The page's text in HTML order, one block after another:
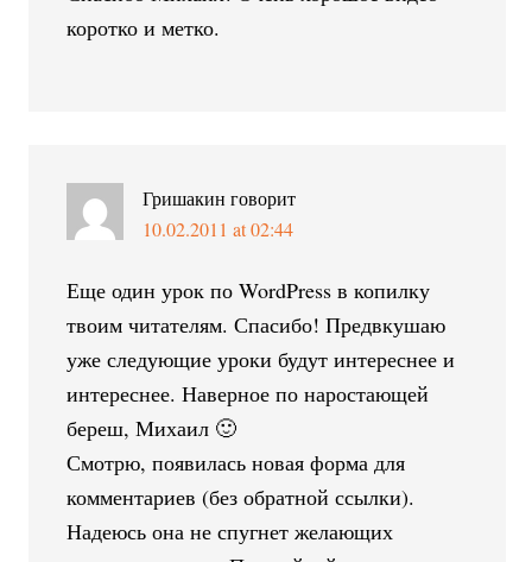
коротко и метко.
Гришакин говорит
10.02.2011 at 02:44
Еще один урок по WordPress в копилку
твоим читателям. Спасибо! Предвкушаю
уже следующие уроки будут интереснее и
интереснее. Наверное по наростающей
береш, Михаил 🙂
Смотрю, появилась новая форма для
комментариев (без обратной ссылки).
Надеюсь она не спугнет желающих